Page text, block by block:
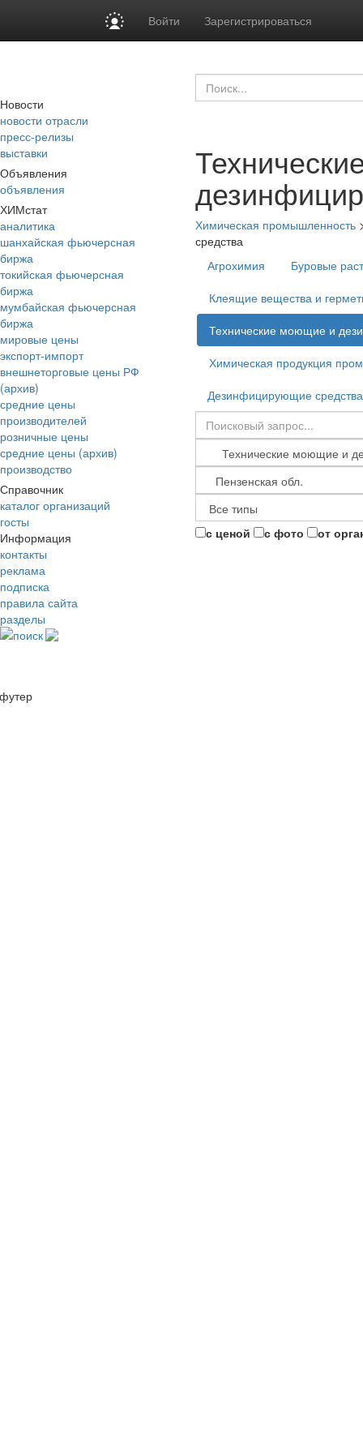
Войти Зарегистрироваться
Новости
новости отрасли
пресс-релизы
выставки
Объявления
объявления
ХИМстат
аналитика
шанхайская фьючерсная
биржа
токийская фьючерсная
биржа
мумбайская фьючерсная
биржа
мировые цены
экспорт-импорт
внешнеторговые цены РФ
(архив)
средние цены
производителей
розничные цены
средние цены (архив)
производство
Справочник
каталог организаций
госты
Информация
контакты
реклама
подписка
правила сайта
разделы
поиск
Химическая промышленность
средства
Агрохимия
Буровые
Клеящие вещества и
Технические моющие и
Химическая продукция
Дезинфицирующие средства
с ценой с фото от
футер